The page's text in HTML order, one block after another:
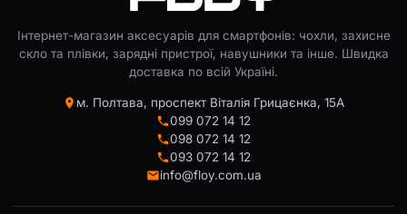
Інтернет-магазин аксесуарів для смартфонів: чохли, захисне
скло та плівки, зарядні пристрої, навушники та інше. Швидка
доставка по всій Україні.
м. Полтава, проспект Віталія Грицаєнка, 15А
099 072 14 12
098 072 14 12
093 072 14 12
info@floy.com.ua